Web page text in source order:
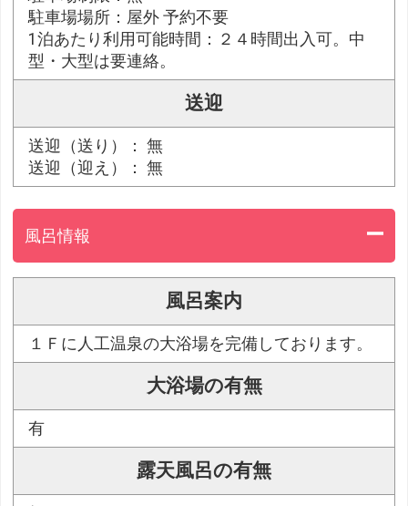
駐車場場所：屋外 予約不要
1泊あたり利用可能時間：２４時間出入可。中
型・大型は要連絡。
送迎
送迎（送り）： 無
送迎（迎え）： 無
風呂情報
風呂案内
１Ｆに人工温泉の大浴場を完備しております。
大浴場の有無
有
露天風呂の有無